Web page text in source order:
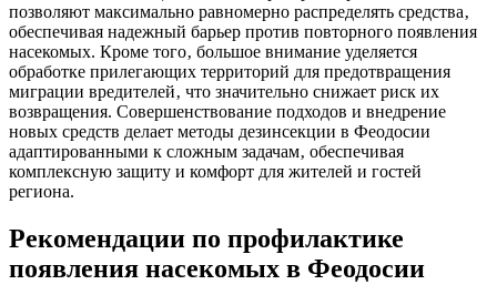
позволяют максимально равномерно распределять средства‚
обеспечивая надежный барьер против повторного появления
насекомых. Кроме того‚ большое внимание уделяется
обработке прилегающих территорий для предотвращения
миграции вредителей‚ что значительно снижает риск их
возвращения. Совершенствование подходов и внедрение
новых средств делает методы дезинсекции в Феодосии
адаптированными к сложным задачам‚ обеспечивая
комплексную защиту и комфорт для жителей и гостей
региона.
Рекомендации по профилактике
появления насекомых в Феодосии